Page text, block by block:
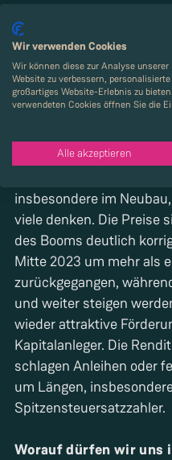
manchmal der Mut, neu,
denken und in die
Aussitzen und
unternehmerisches
insbesondere im
viele denken. Die Preise
des Booms deutlich
Mitte 2023 um mehr als
zurückgegangen,
und weiter steigen
wieder attraktive
Kapitalanleger. Die
schlagen Anleihen oder
um Längen,
Spitzensteuersatzzahler.
Worauf dürfen wir uns
Wir verwenden Cookies
Wir können diese zur Analyse
Website zu verbessern,
großartiges Website-Erlebnis zu
verwendeten Cookies öffnen Sie die
Alle akzeptieren